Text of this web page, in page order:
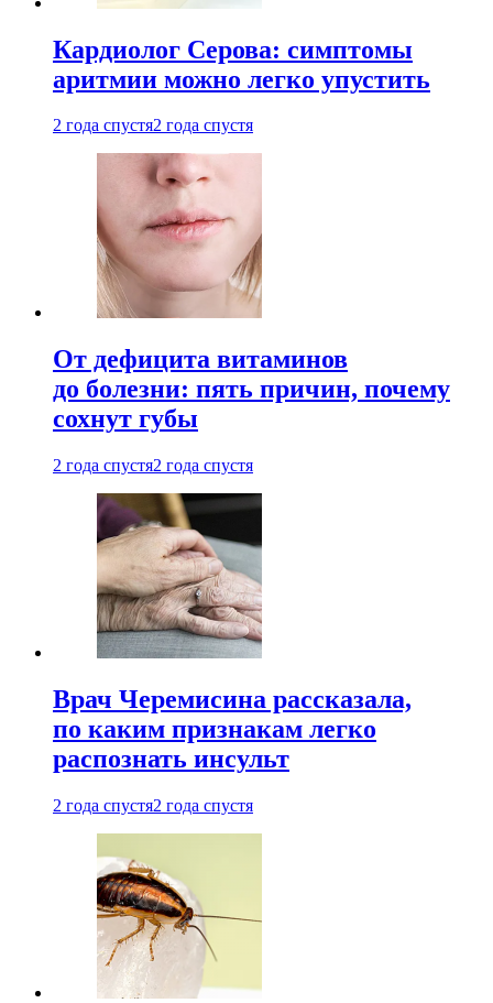
Кардиолог Серова: симптомы
аритмии можно легко упустить
2 года спустя2 года спустя
От дефицита витаминов
до болезни: пять причин, почему
сохнут губы
2 года спустя2 года спустя
Врач Черемисина рассказала,
по каким признакам легко
распознать инсульт
2 года спустя2 года спустя